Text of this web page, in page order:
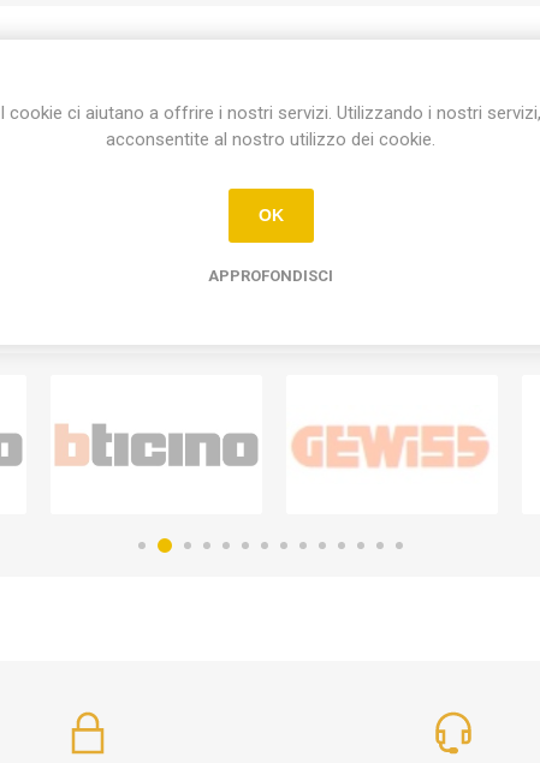
Etichetta del prodotto
segnapasso da incaso ip67 life 39.pl01011
I cookie ci aiutano a offrire i nostri servizi. Utilizzando i nostri servizi,
acconsentite al nostro utilizzo dei cookie.
OK
APPROFONDISCI